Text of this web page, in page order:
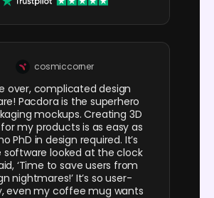
cosmiccorner
over, complicated design
Pacdora is the superhero
mockups. Creating 3D
my products is as easy as
PhD in design required. It’s
software looked at the clock
‘Time to save users from
nightmares!’ It’s so user-
even my coffee mug wants